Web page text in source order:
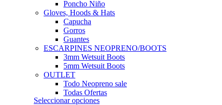
Poncho Niño
Gloves, Hoods & Hats
Capucha
Gorros
Guantes
ESCARPINES NEOPRENO/BOOTS
3mm Wetsuit Boots
5mm Wetsuit Boots
OUTLET
Todo Neopreno sale
Todas Ofertas
Seleccionar opcionesEste